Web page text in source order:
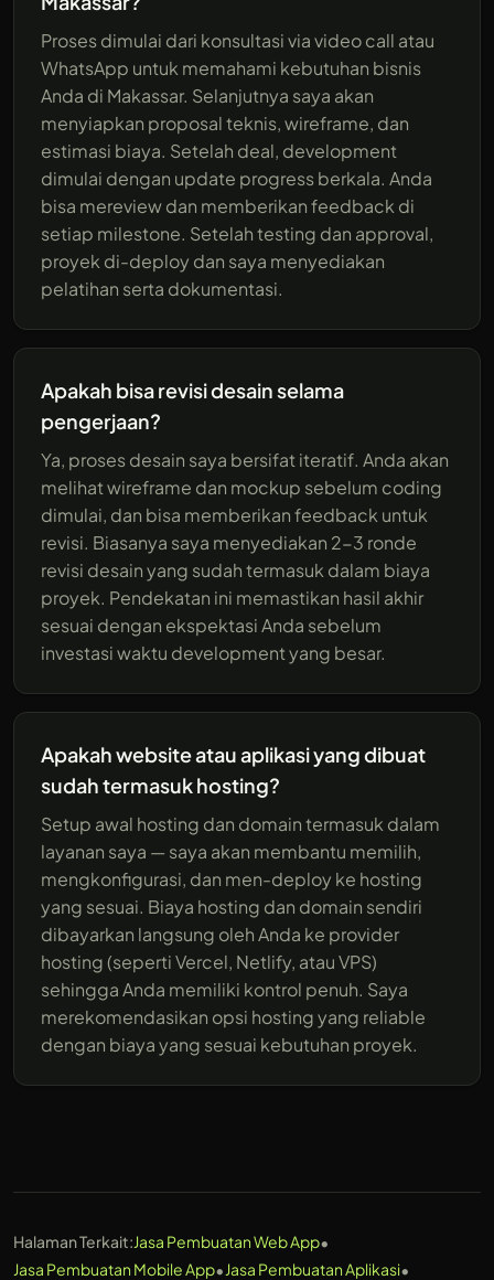
Proses dimulai dari konsultasi via video call atau
WhatsApp untuk memahami kebutuhan bisnis
Anda di Makassar. Selanjutnya saya akan
menyiapkan proposal teknis, wireframe, dan
estimasi biaya. Setelah deal, development
dimulai dengan update progress berkala. Anda
bisa mereview dan memberikan feedback di
setiap milestone. Setelah testing dan approval,
proyek di-deploy dan saya menyediakan
pelatihan serta dokumentasi.
Apakah bisa revisi desain selama
pengerjaan?
Ya, proses desain saya bersifat iteratif. Anda akan
melihat wireframe dan mockup sebelum coding
dimulai, dan bisa memberikan feedback untuk
revisi. Biasanya saya menyediakan 2-3 ronde
revisi desain yang sudah termasuk dalam biaya
proyek. Pendekatan ini memastikan hasil akhir
sesuai dengan ekspektasi Anda sebelum
investasi waktu development yang besar.
Apakah website atau aplikasi yang dibuat
sudah termasuk hosting?
Setup awal hosting dan domain termasuk dalam
layanan saya — saya akan membantu memilih,
mengkonfigurasi, dan men-deploy ke hosting
yang sesuai. Biaya hosting dan domain sendiri
dibayarkan langsung oleh Anda ke provider
hosting (seperti Vercel, Netlify, atau VPS)
sehingga Anda memiliki kontrol penuh. Saya
merekomendasikan opsi hosting yang reliable
dengan biaya yang sesuai kebutuhan proyek.
Halaman Terkait:Jasa Pembuatan Web App•
Jasa Pembuatan Mobile App•Jasa Pembuatan Aplikasi•